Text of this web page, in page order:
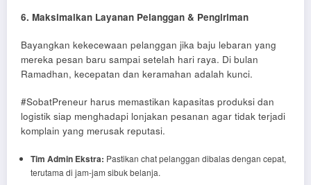
6. Maksimalkan Layanan Pelanggan & Pengiriman
Bayangkan kekecewaan pelanggan jika baju lebaran yang
mereka pesan baru sampai setelah hari raya. Di bulan
Ramadhan, kecepatan dan keramahan adalah kunci.
#SobatPreneur harus memastikan kapasitas produksi dan
logistik siap menghadapi lonjakan pesanan agar tidak terjadi
komplain yang merusak reputasi.
Tim Admin Ekstra: Pastikan chat pelanggan dibalas dengan cepat,
terutama di jam-jam sibuk belanja.